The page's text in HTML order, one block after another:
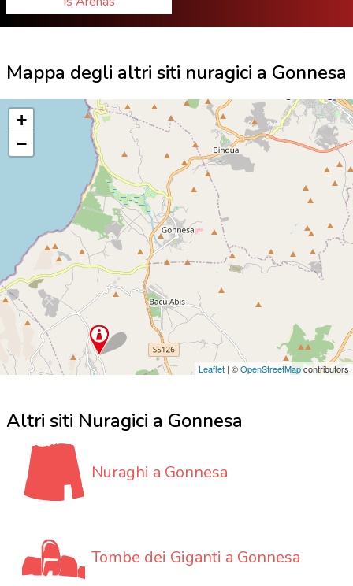
Mappa degli altri siti nuragici a Gonnesa
+
−
Leaflet | ©OpenStreetMapcontributors
Altri siti Nuragici a Gonnesa
Nuraghi a Gonnesa
Tombe dei Giganti a Gonnesa